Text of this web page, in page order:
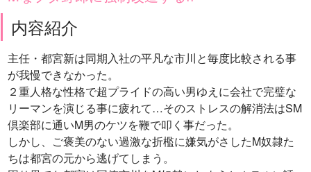
内容紹介
主任・都宮新は同期入社の平凡な市川と毎度比較される事
が我慢できなかった。
２重人格な性格で超プライドの高い男ゆえに会社で完璧な
リーマンを演じる事に疲れて…そのストレスの解消法はSM
倶楽部に通いM男のケツを鞭で叩く事だった。
しかし、ご褒美のない過激な折檻に嫌気がさしたM奴隷た
ちは都宮の元から逃げてしまう。